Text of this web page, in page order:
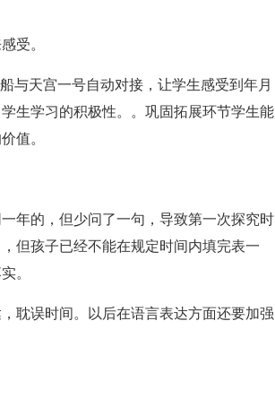
受。
与天宫一号自动对接，让学生感受到年月
生学习的积极性。。巩固拓展环节学生能
值。
年的，但少问了一句，导致第一次探究时
但孩子已经不能在规定时间内填完表一
。
耽误时间。以后在语言表达方面还要加强